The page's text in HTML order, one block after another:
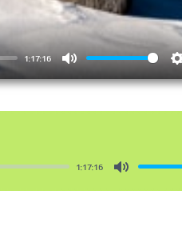
1:17:16
Mute
1:17:16